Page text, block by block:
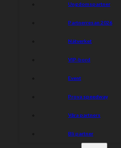
Ungdomspartner
Partnerresan 2026
Nätverket
VIP-bord
Event
Prova speedway
Våra partners
Bli partner